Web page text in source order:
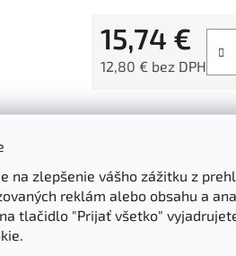
na zlepšenie vášho zážitku z
reklám alebo obsahu a
tlačidlo "Prijať všetko"
15,74 €
12,80 € bez DPH
Z-BOX a
boxov